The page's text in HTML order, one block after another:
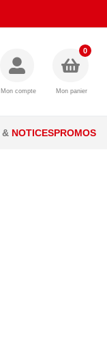
Mon compte Mon panier
0
& NOTICESPROMOS